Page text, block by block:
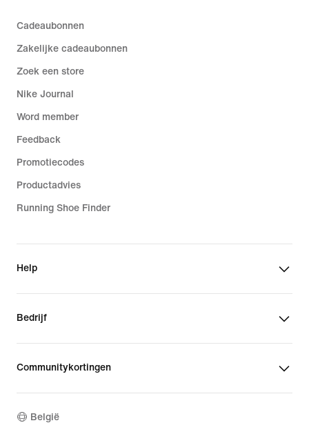
Cadeaubonnen
Zakelijke cadeaubonnen
Zoek een store
Nike Journal
Word member
Feedback
Promotiecodes
Productadvies
Running Shoe Finder
Help
Bedrijf
Communitykortingen
België